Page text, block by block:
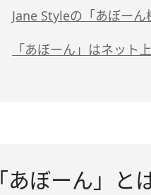
Jane Styleの「あぼーん
「あぼーん」はネット
「あぼーん」と